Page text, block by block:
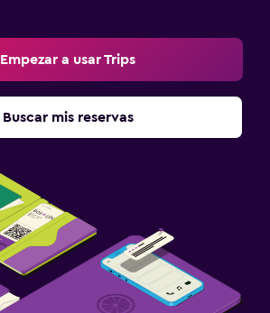
Empezar a usar Trips
Buscar mis reservas